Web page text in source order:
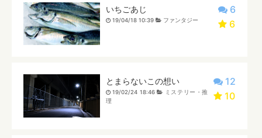
6
6
いちごあじ
19/04/18 10:39 ファンタジー
12
10
とまらないこの想い
19/02/24 18:46
ミステリー・推
理